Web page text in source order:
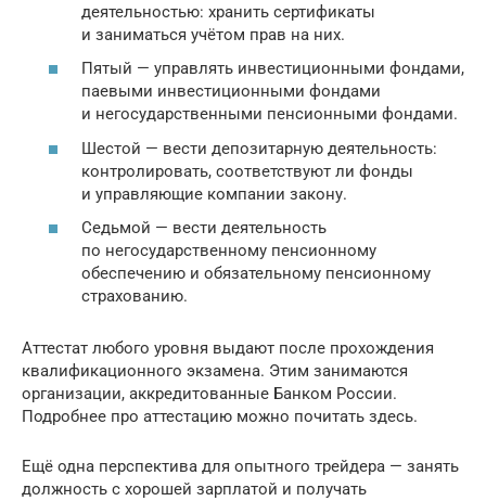
деятельностью: хранить сертификаты
и заниматься учётом прав на них.
Пятый — управлять инвестиционными фондами,
паевыми инвестиционными фондами
и негосударственными пенсионными фондами.
Шестой — вести депозитарную деятельность:
контролировать, соответствуют ли фонды
и управляющие компании закону.
Седьмой — вести деятельность
по негосударственному пенсионному
обеспечению и обязательному пенсионному
страхованию.
Аттестат любого уровня выдают после прохождения
квалификационного экзамена. Этим занимаются
организации, аккредитованные Банком России.
Подробнее про аттестацию можно почитать здесь.
Ещё одна перспектива для опытного трейдера — занять
должность с хорошей зарплатой и получать